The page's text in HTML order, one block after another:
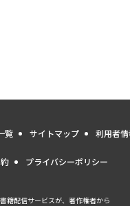
覧 サイトマップ 利用者
プライバシーポリシー
籍配信サービスが、著作権者から